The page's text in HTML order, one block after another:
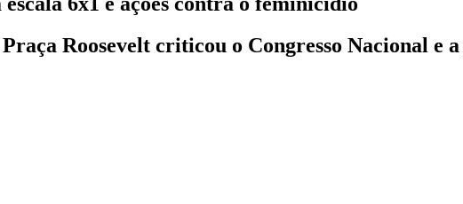
Roosevelt criticou o Congresso Nacional e